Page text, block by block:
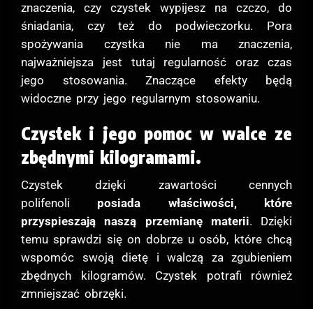
znaczenia, czy czystek wypijesz na czczo, do
śniadania, czy też do podwieczorku. Pora
spożywania czystka nie ma znaczenia,
najważniejsza jest tutaj regularność oraz czas
jego stosowania. Znaczące efekty będą
widoczne przy jego regularnym stosowaniu.
Czystek i jego pomoc w walce ze
zbędnymi kilogramami.
Czystek dzięki zawartości cennych
polifenoli posiada właściwości, które
przyspieszają naszą przemianę materii. Dzięki
temu sprawdzi się on dobrze u osób, które chcą
wspomóc swoją dietę i walczą za zgubieniem
zbędnych kilogramów. Czystek potrafi również
zmniejszać obrzęki.